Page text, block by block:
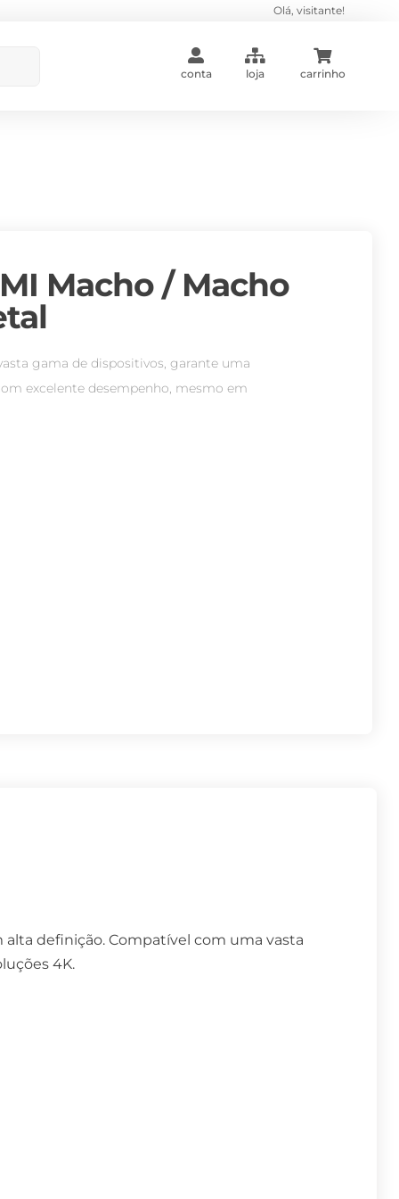
Olá, visitante!
conta loja carrinho
Macho / Macho
gama de dispositivos, garante uma
excelente desempenho, mesmo em
definição. Compatível com uma vasta
4K.